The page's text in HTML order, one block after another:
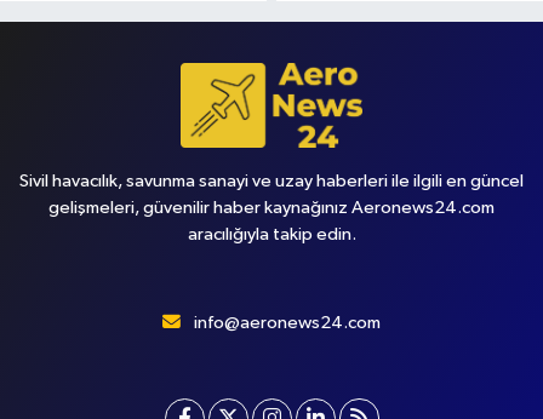
Sivil havacılık, savunma sanayi ve uzay haberleri ile ilgili en güncel
gelişmeleri, güvenilir haber kaynağınız Aeronews24.com
aracılığıyla takip edin.
info@aeronews24.com